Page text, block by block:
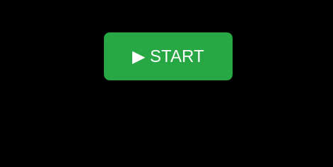
▶ START